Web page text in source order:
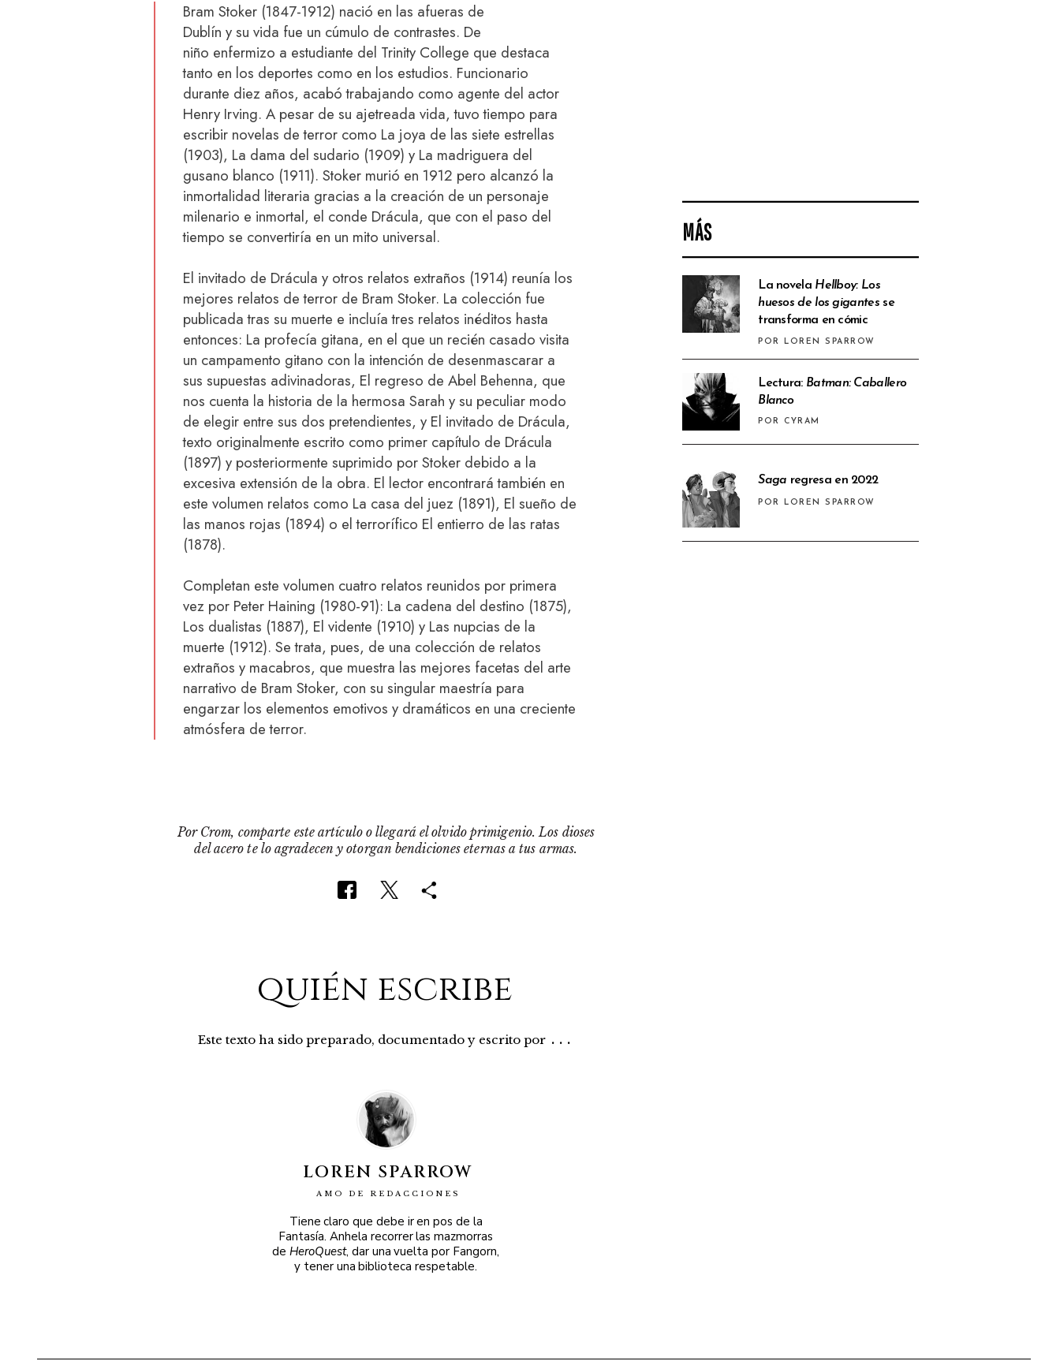
MÁS
La novela Hellboy: Los
huesos de los gigantesse
transforma en cómic
POR LOREN SPARROW
Lectura: Batman: Caballero
Blanco
POR CYRAM
Saga regresa en 2022
POR LOREN SPARROW
Bram Stoker (1847-1912) nació en las afueras de
Dublín y su vida fue un cúmulo de contrastes. De
niño enfermizo a estudiante del Trinity College que destaca
tanto en los deportes como en los estudios. Funcionario
durante diez años, acabó trabajando como agente del actor
Henry Irving. A pesar de su ajetreada vida, tuvo tiempo para
escribir novelas de terror como La joya de las siete estrellas
(1903), La dama del sudario (1909) y La madriguera del
gusano blanco (1911). Stoker murió en 1912 pero alcanzó la
inmortalidad literaria gracias a la creación de un personaje
milenario e inmortal, el conde Drácula, que con el paso del
tiempo se convertiría en un mito universal.
El invitado de Drácula y otros relatos extraños (1914) reunía los
mejores relatos de terror de Bram Stoker. La colección fue
publicada tras su muerte e incluía tres relatos inéditos hasta
entonces: La profecía gitana, en el que un recién casado visita
un campamento gitano con la intención de desenmascarar a
sus supuestas adivinadoras, El regreso de Abel Behenna, que
nos cuenta la historia de la hermosa Sarah y su peculiar modo
de elegir entre sus dos pretendientes, y El invitado de Drácula,
texto originalmente escrito como primer capítulo de Drácula
(1897) y posteriormente suprimido por Stoker debido a la
excesiva extensión de la obra. El lector encontrará también en
este volumen relatos como La casa del juez (1891), El sueño de
las manos rojas (1894) o el terrorífico El entierro de las ratas
(1878).
Completan este volumen cuatro relatos reunidos por primera
vez por Peter Haining (1980-91): La cadena del destino (1875),
Los dualistas (1887), El vidente (1910) y Las nupcias de la
muerte (1912). Se trata, pues, de una colección de relatos
extraños y macabros, que muestra las mejores facetas del arte
narrativo de Bram Stoker, con su singular maestría para
engarzar los elementos emotivos y dramáticos en una creciente
atmósfera de terror.
Por Crom, comparte este artículo o llegará el olvido primigenio. Los dioses
del acero te lo agradecen y otorgan bendiciones eternas a tus armas.
quién escribe
Este texto ha sido preparado, documentado y escrito por ...
LOREN SPARROW
AMO DE REDACCIONES
Tiene claro que debe ir en pos de la
Fantasía. Anhela recorrer las mazmorras
de HeroQuest, dar una vuelta por Fangorn,
y tener una biblioteca respetable.